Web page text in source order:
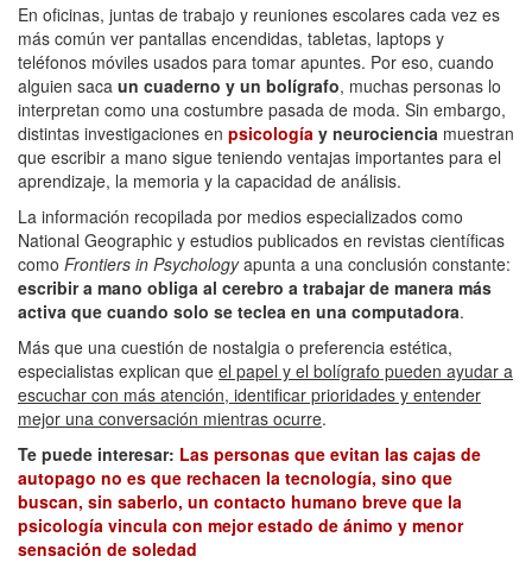
En oficinas, juntas de trabajo y reuniones escolares cada vez es
más común ver pantallas encendidas, tabletas, laptops y
teléfonos móviles usados para tomar apuntes. Por eso, cuando
alguien saca un cuaderno y un bolígrafo, muchas personas lo
interpretan como una costumbre pasada de moda. Sin embargo,
distintas investigaciones en psicología y neurociencia muestran
que escribir a mano sigue teniendo ventajas importantes para el
aprendizaje, la memoria y la capacidad de análisis.
La información recopilada por medios especializados como
National Geographic y estudios publicados en revistas científicas
como Frontiers in Psychologyapunta a una conclusión constante:
escribir a mano obliga al cerebro a trabajar de manera más
activa que cuando solo se teclea en una computadora.
Más que una cuestión de nostalgia o preferencia estética,
especialistas explican que el papel y el bolígrafo pueden ayudar a
escuchar con más atención, identificar prioridades y entender
mejor una conversación mientras ocurre.
Te puede interesar: Las personas que evitan las cajas de
autopago no es que rechacen la tecnología, sino que
buscan, sin saberlo, un contacto humano breve que la
psicología vincula con mejor estado de ánimo y menor
sensación de soledad